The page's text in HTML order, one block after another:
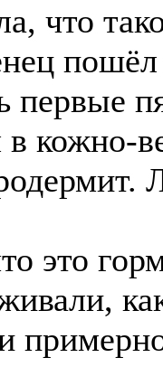
что
первые
кожно-
это